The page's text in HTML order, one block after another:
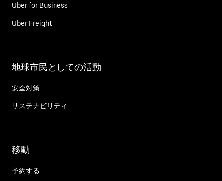
Uber for Business
Uber Freight
地球市民としての活動
安全対策
サステナビリティ
移動
予約する